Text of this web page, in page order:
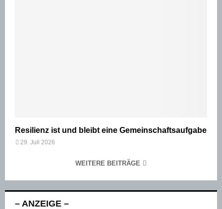
Resilienz ist und bleibt eine Gemeinschaftsaufgabe
29. Juli 2026
WEITERE BEITRÄGE
– ANZEIGE –